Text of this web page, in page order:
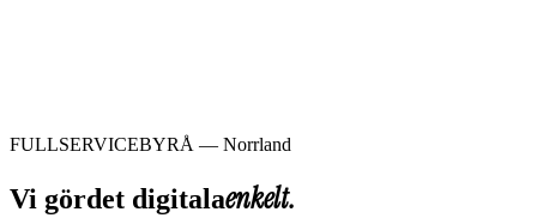
FULLSERVICEBYRÅ — Norrland
Vi gördet digitalaenkelt.